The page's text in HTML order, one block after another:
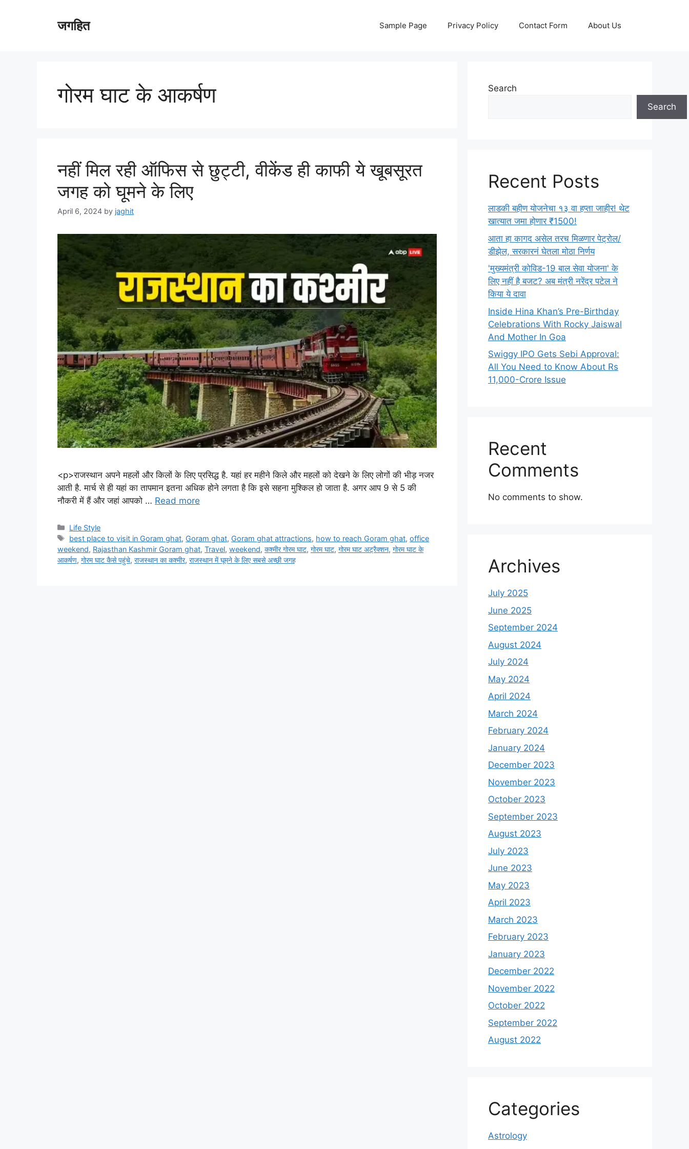
जगहित Sample Page Privacy Policy Contact Form About Us
गोरम घाट के आकर्षण
नहीं मिल रही ऑफिस से छुट्टी, वीकेंड ही काफी ये खूबसूरत
जगह को घूमने के लिए
April 6, 2024 by jaghit
<p>राजस्थान अपने महलों और किलों के लिए प्रसिद्ध है. यहां हर महीने किले और महलों को देखने के लिए लोगों की भीड़ नजर
आती है. मार्च से ही यहां का तापमान इतना अधिक होने लगता है कि इसे सहना मुश्किल हो जाता है. अगर आप 9 से 5 की
नौकरी में हैं और जहां आपको … Read more
C
a
t
e
Life Style
T
a
g
best place to visit in Goram ghat, Goram ghat, Goram ghat attractions, how to reach Goram ghat,office
weekend, Rajasthan Kashmir Goram ghat, Travel, weekend, कश्मीर गोरम घाट, गोरम घाट, गोरम घाट अट्रैक्शन, गोरम घाट के
आकर्षण, गोरम घाट कैसे पहुंचे, राजस्थान का कश्मीर, राजस्थान में घूमने के लिए सबसे अच्छी जगह
Search
Search
Recent Posts
लाडकी बहीण योजनेचा १३ वा हप्ता जाहीर! थेट
खात्यात जमा होणार ₹1500!
आता हा कागद असेल तरच मिळणार पेट्रोल/
डीझेल, सरकारनं घेतला मोठा निर्णय
'मुख्यमंत्री कोविड-19 बाल सेवा योजना' के
लिए नहीं है बजट? अब मंत्री नरेंद्र पटेल ने
किया ये दावा
Inside Hina Khan’s Pre-Birthday
Celebrations With Rocky Jaiswal
And Mother In Goa
Swiggy IPO Gets Sebi Approval:
All You Need to Know About Rs
11,000-Crore Issue
Recent
Comments
No comments to show.
Archives
July 2025
June 2025
September 2024
August 2024
July 2024
May 2024
April 2024
March 2024
February 2024
January 2024
December 2023
November 2023
October 2023
September 2023
August 2023
July 2023
June 2023
May 2023
April 2023
March 2023
February 2023
January 2023
December 2022
November 2022
October 2022
September 2022
August 2022
Categories
Astrology